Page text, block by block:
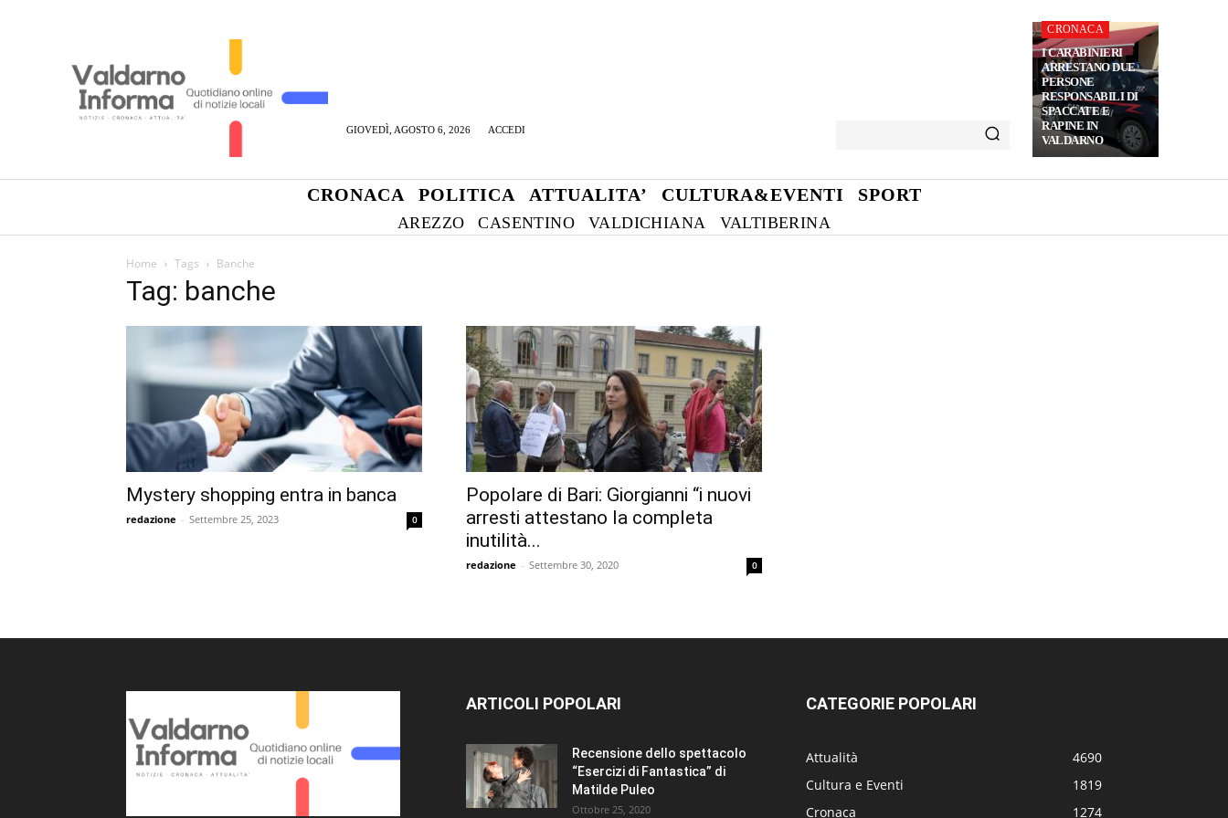
GIOVEDÌ, AGOSTO 6, 2026 ACCEDI
CRONACA
I CARABINIERI
ARRESTANO DUE
PERSONE
RESPONSABILI DI
SPACCATE E
RAPINE IN
VALDARNO
CRONACA POLITICA ATTUALITA’ CULTURA&EVENTI SPORT
AREZZO CASENTINO VALDICHIANA VALTIBERINA
Home Tags Banche
Tag: banche
Mystery shopping entra in banca
redazione - Settembre 25, 2023 0
Popolare di Bari: Giorgianni “i nuovi
arresti attestano la completa
inutilità...
redazione - Settembre 30, 2020 0
ARTICOLI POPOLARI
Recensione dello spettacolo
“Esercizi di Fantastica” di
Matilde Puleo
Ottobre 25, 2020
CATEGORIE POPOLARI
Attualità
4690
Cultura e Eventi
1819
Cronaca
1274